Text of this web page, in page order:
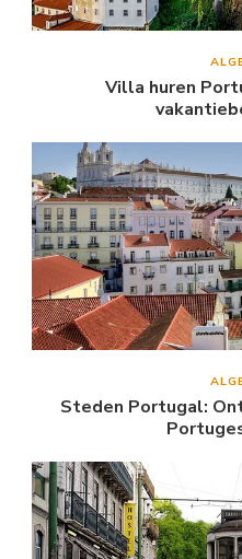
Villa huren
Steden Portugal: